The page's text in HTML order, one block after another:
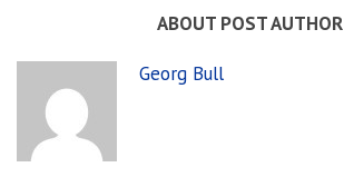
ABOUT POST AUTHOR
Georg Bull